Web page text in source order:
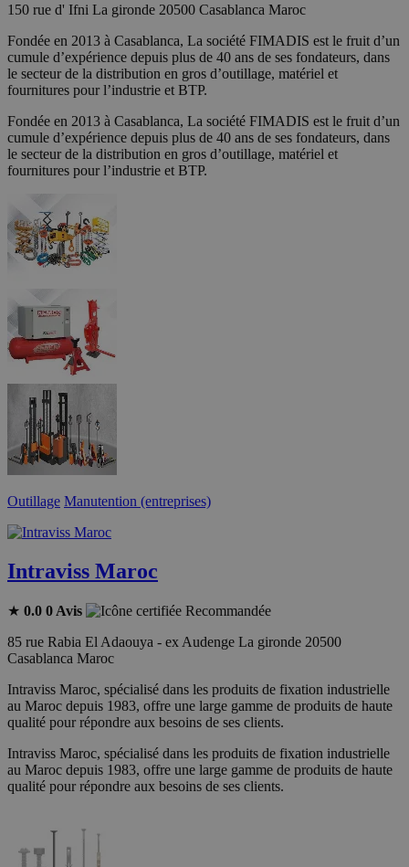
150 rue d' Ifni La gironde 20500 Casablanca Maroc
Fondée en 2013 à Casablanca, La société FIMADIS est le fruit d’un
cumule d’expérience depuis plus de 40 ans de ses fondateurs, dans
le secteur de la distribution en gros d’outillage, matériel et
fournitures pour l’industrie et BTP.
Fondée en 2013 à Casablanca, La société FIMADIS est le fruit d’un
cumule d’expérience depuis plus de 40 ans de ses fondateurs, dans
le secteur de la distribution en gros d’outillage, matériel et
fournitures pour l’industrie et BTP.
Outillage Manutention (entreprises)
Intraviss Maroc
★ 0.0 0 Avis
Recommandée
85 rue Rabia El Adaouya - ex Audenge La gironde 20500
Casablanca Maroc
Intraviss Maroc, spécialisé dans les produits de fixation industrielle
au Maroc depuis 1983, offre une large gamme de produits de haute
qualité pour répondre aux besoins de ses clients.
Intraviss Maroc, spécialisé dans les produits de fixation industrielle
au Maroc depuis 1983, offre une large gamme de produits de haute
qualité pour répondre aux besoins de ses clients.